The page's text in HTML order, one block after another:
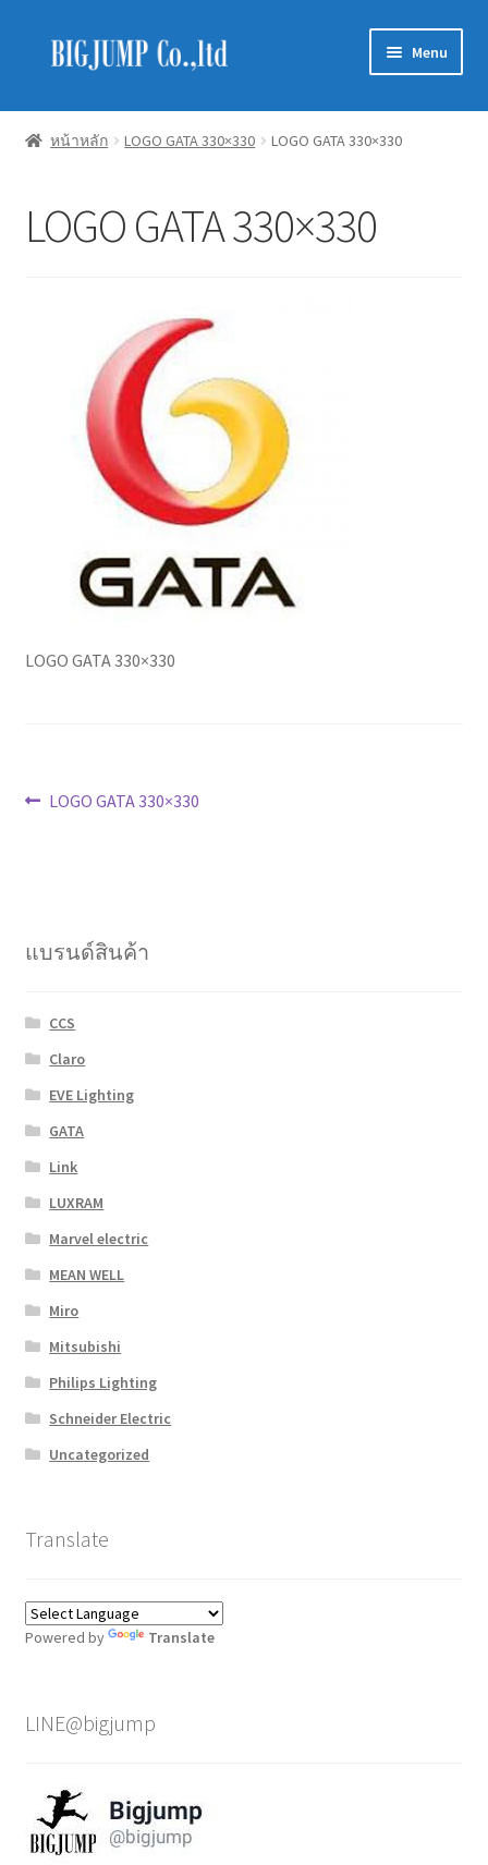
Skip
Skip
Menu
Schneider Electric
EVE Lighting
Marvel electric
มุมแชร์ความรู้
หน้าหลัก LOGO GATA 330×330 LOGO GATA 330×330
LOGO GATA 330×330
LOGO GATA 330×330
แนะแนว
Previous
LOGO GATA 330×330
แบรนด์สินค้า
CCS
Claro
EVE Lighting
GATA
Link
LUXRAM
Marvel electric
MEAN WELL
Miro
Mitsubishi
Philips Lighting
Schneider Electric
Uncategorized
Translate
Powered by Translate
LINE@bigjump